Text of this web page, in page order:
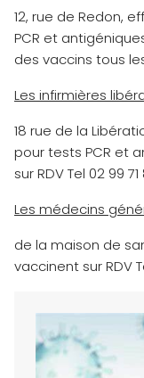
12, rue de Redon,
PCR et
des vaccins tous
Les infirmières
18 rue de la
pour tests PCR et
sur RDV Tel 02 99
Les médecins
de la maison de
vaccinent sur RDV